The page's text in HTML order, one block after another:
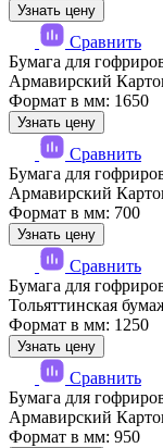
Узнать цену
Сравнить
Бумага для
Армавирский
Формат в мм: 1650
Узнать цену
Сравнить
Бумага для
Армавирский
Формат в мм: 700
Узнать цену
Сравнить
Бумага для
Тольяттинская
Формат в мм: 1250
Узнать цену
Сравнить
Бумага для
Армавирский
Формат в мм: 950